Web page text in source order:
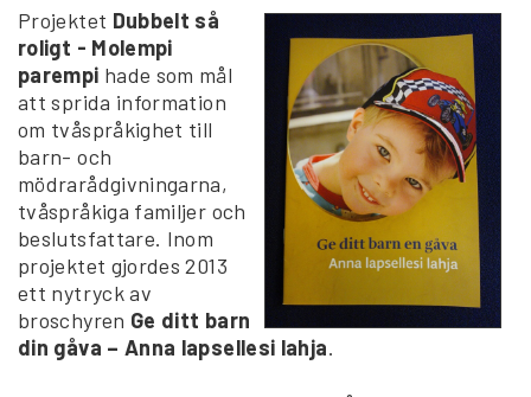
Projektet Dubbelt så
roligt - Molempi
parempi hade som mål
att sprida information
om tvåspråkighet till
barn- och
mödrarådgivningarna,
tvåspråkiga familjer och
beslutsfattare. Inom
projektet gjordes 2013
ett nytryck av
broschyren Ge ditt barn
din gåva – Anna lapsellesi lahja.